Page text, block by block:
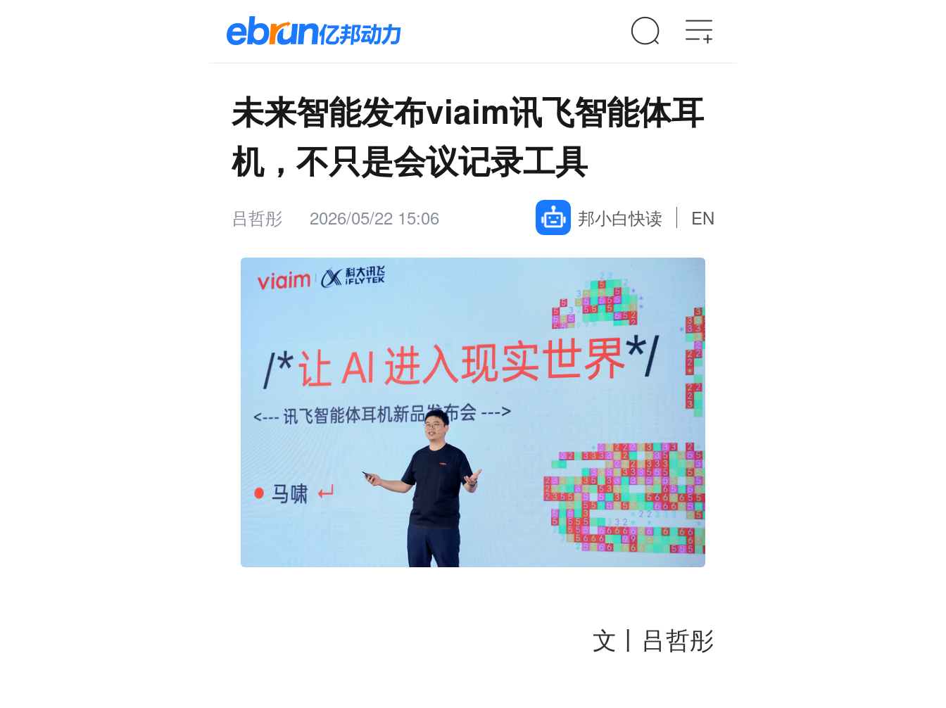
未来智能发布viaim讯飞智能体耳
机，不只是会议记录工具
吕哲彤 2026/05/22 15:06 邦小白快读 EN
文丨吕哲彤